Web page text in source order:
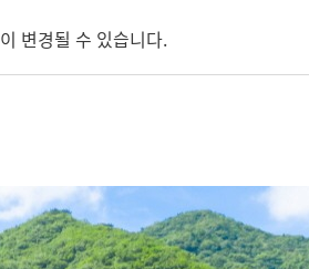
변경될 수 있습니다.